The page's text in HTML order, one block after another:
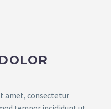
amet, consectetur